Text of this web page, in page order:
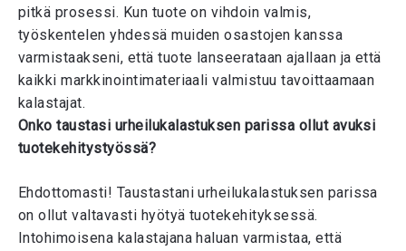
pitkä prosessi. Kun tuote on vihdoin valmis,
työskentelen yhdessä muiden osastojen kanssa
varmistaakseni, että tuote lanseerataan ajallaan ja että
kaikki markkinointimateriaali valmistuu tavoittaamaan
kalastajat.
Onko taustasi urheilukalastuksen parissa ollut avuksi
tuotekehitystyössä?
Ehdottomasti! Taustastani urheilukalastuksen parissa
on ollut valtavasti hyötyä tuotekehityksessä.
Intohimoisena kalastajana haluan varmistaa, että